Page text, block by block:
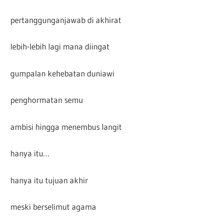
pertanggunganjawab di akhirat
lebih-lebih lagi mana diingat
gumpalan kehebatan duniawi
penghormatan semu
ambisi hingga menembus langit
hanya itu…
hanya itu tujuan akhir
meski berselimut agama